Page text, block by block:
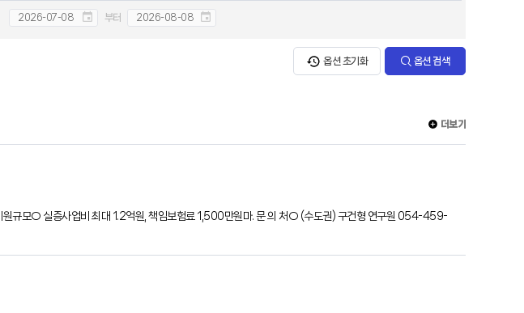
부터
옵션 초기화 옵션 검색
더보기
원규모○ 실증사업비 최대 1.2억원, 책임보험료 1,500만원마. 문 의 처○ (수도권) 구건형 연구원 054-459-